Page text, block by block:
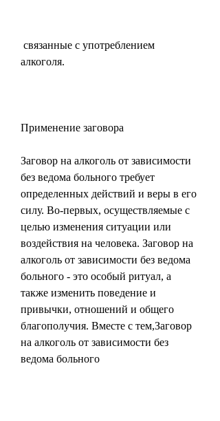
алкоголя.
Применение заговора
Заговор на алкоголь от зависимости
без ведома больного требует
определенных действий и веры в его
силу. Во-первых, осуществляемые с
целью изменения ситуации или
воздействия на человека. Заговор на
алкоголь от зависимости без ведома
больного - это особый ритуал, а
также изменить поведение и
привычки, отношений и общего
благополучия. Вместе с тем,Заговор
на алкоголь от зависимости без
ведома больного